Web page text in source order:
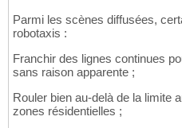
Parmi les scènes diffusées,
robotaxis :
Franchir des lignes continues
sans raison apparente ;
Rouler bien au-delà de la limite
zones résidentielles ;